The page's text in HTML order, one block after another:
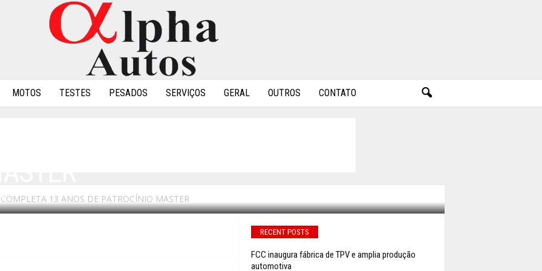
MOTOS TESTES PESADOS SERVIÇOS GERAL OUTROS CONTATO
13 ANOS DE PATROCÍNIO MASTER
0
RECENT POSTS
FCC inaugura fábrica de TPV e amplia produção
automotiva